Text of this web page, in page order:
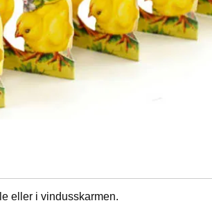
eller i vindusskarmen.